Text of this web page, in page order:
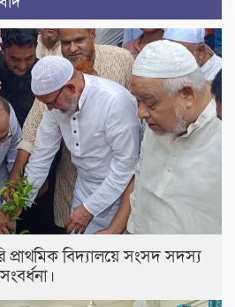
বিদ্যালয়ে সংসদ সদস্য